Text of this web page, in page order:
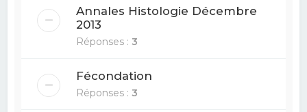
Annales Histologie Décembre
2013
Réponses :3
Fécondation
Réponses :3